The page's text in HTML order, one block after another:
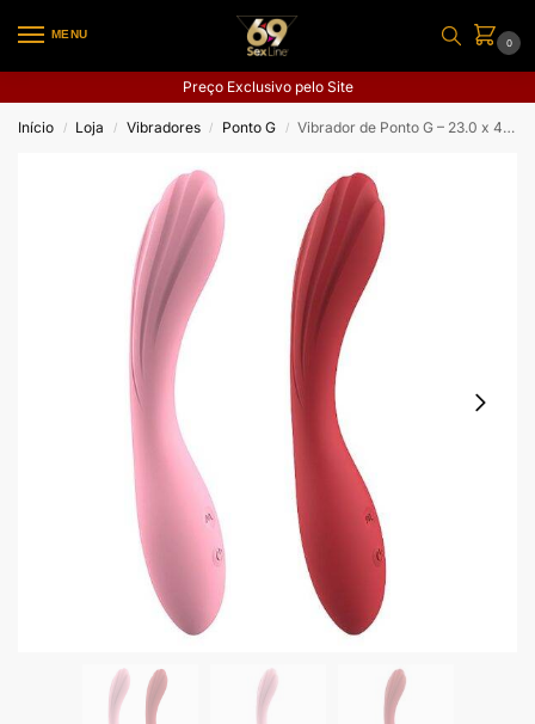
MENU
0
Preço Exclusivo pelo Site
Início / Loja / Vibradores / Ponto G / Vibrador de Ponto G – 23.0 x 4.5 – Sagan